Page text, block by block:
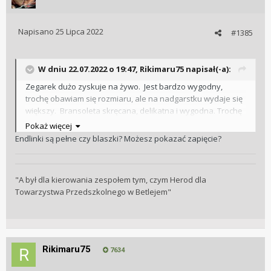
#1385
Napisano 25 Lipca 2022
W dniu 22.07.2022 o 19:47, Rikimaru75 napisał(-a):
Zegarek dużo zyskuje na żywo. Jest bardzo wygodny,
trochę obawiam się rozmiaru, ale na nadgarstku wydaje się
większy. Bransoleta skręcana, delikatna i wygodna. Trochę
martwi mnie polerowany środek, będzie łapał rysy. Szkoda
że zapięcie nie ma regulacji jak np Christopher Ward. Ale
jednym słowem, polecam
Pokaż więcej
Endlinki są pełne czy blaszki? Możesz pokazać zapięcie?
"A był dla kierowania zespołem tym, czym Herod dla
Towarzystwa Przedszkolnego w Betlejem"
Rikimaru75 7634